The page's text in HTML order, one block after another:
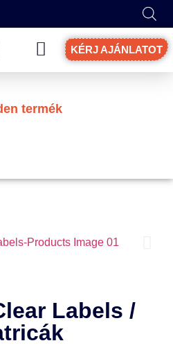
KÉRJ AJÁNLATOT
termék
Labels /